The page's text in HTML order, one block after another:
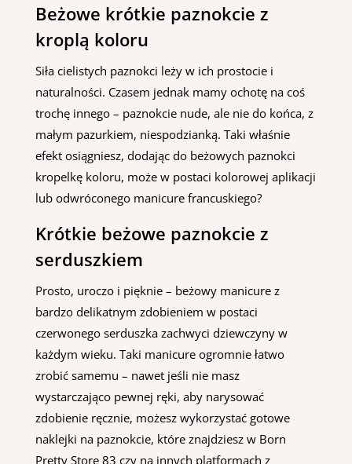
Beżowe krótkie paznokcie z
kroplą koloru
Siła cielistych paznokci leży w ich prostocie i
naturalności. Czasem jednak mamy ochotę na coś
trochę innego – paznokcie nude, ale nie do końca, z
małym pazurkiem, niespodzianką. Taki właśnie
efekt osiągniesz, dodając do beżowych paznokci
kropelkę koloru, może w postaci kolorowej aplikacji
lub odwróconego manicure francuskiego?
Krótkie beżowe paznokcie z
serduszkiem
Prosto, uroczo i pięknie – beżowy manicure z
bardzo delikatnym zdobieniem w postaci
czerwonego serduszka zachwyci dziewczyny w
każdym wieku. Taki manicure ogromnie łatwo
zrobić samemu – nawet jeśli nie masz
wystarczająco pewnej ręki, aby narysować
zdobienie ręcznie, możesz wykorzystać gotowe
naklejki na paznokcie, które znajdziesz w Born
Pretty Store 83 czy na innych platformach z